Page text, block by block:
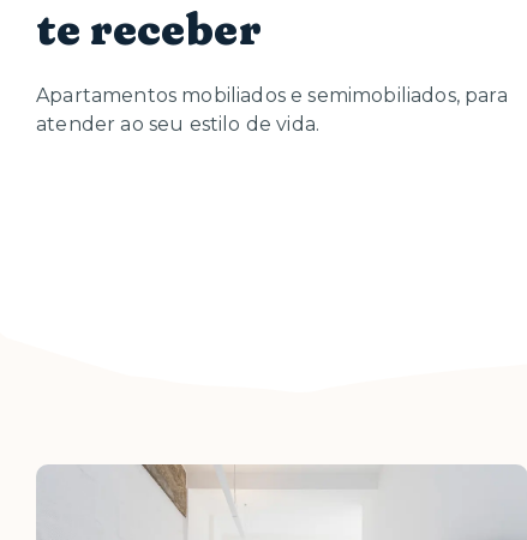
te receber
Apartamentos mobiliados e semimobiliados, para
atender ao seu estilo de vida.